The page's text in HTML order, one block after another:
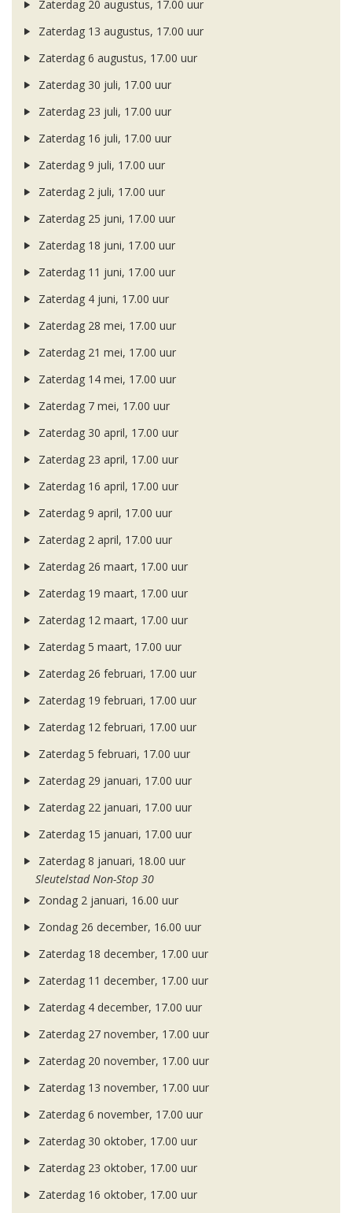
Zaterdag 20 augustus, 17.00 uur
Zaterdag 13 augustus, 17.00 uur
Zaterdag 6 augustus, 17.00 uur
Zaterdag 30 juli, 17.00 uur
Zaterdag 23 juli, 17.00 uur
Zaterdag 16 juli, 17.00 uur
Zaterdag 9 juli, 17.00 uur
Zaterdag 2 juli, 17.00 uur
Zaterdag 25 juni, 17.00 uur
Zaterdag 18 juni, 17.00 uur
Zaterdag 11 juni, 17.00 uur
Zaterdag 4 juni, 17.00 uur
Zaterdag 28 mei, 17.00 uur
Zaterdag 21 mei, 17.00 uur
Zaterdag 14 mei, 17.00 uur
Zaterdag 7 mei, 17.00 uur
Zaterdag 30 april, 17.00 uur
Zaterdag 23 april, 17.00 uur
Zaterdag 16 april, 17.00 uur
Zaterdag 9 april, 17.00 uur
Zaterdag 2 april, 17.00 uur
Zaterdag 26 maart, 17.00 uur
Zaterdag 19 maart, 17.00 uur
Zaterdag 12 maart, 17.00 uur
Zaterdag 5 maart, 17.00 uur
Zaterdag 26 februari, 17.00 uur
Zaterdag 19 februari, 17.00 uur
Zaterdag 12 februari, 17.00 uur
Zaterdag 5 februari, 17.00 uur
Zaterdag 29 januari, 17.00 uur
Zaterdag 22 januari, 17.00 uur
Zaterdag 15 januari, 17.00 uur
Zaterdag 8 januari, 18.00 uur
Sleutelstad Non-Stop 30
Zondag 2 januari, 16.00 uur
Zondag 26 december, 16.00 uur
Zaterdag 18 december, 17.00 uur
Zaterdag 11 december, 17.00 uur
Zaterdag 4 december, 17.00 uur
Zaterdag 27 november, 17.00 uur
Zaterdag 20 november, 17.00 uur
Zaterdag 13 november, 17.00 uur
Zaterdag 6 november, 17.00 uur
Zaterdag 30 oktober, 17.00 uur
Zaterdag 23 oktober, 17.00 uur
Zaterdag 16 oktober, 17.00 uur